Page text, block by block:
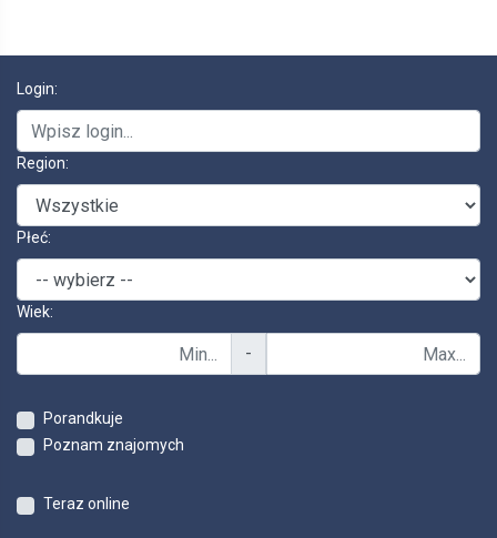
Login:
Region:
Płeć:
Wiek:
-
Porandkuje
Poznam znajomych
Teraz online